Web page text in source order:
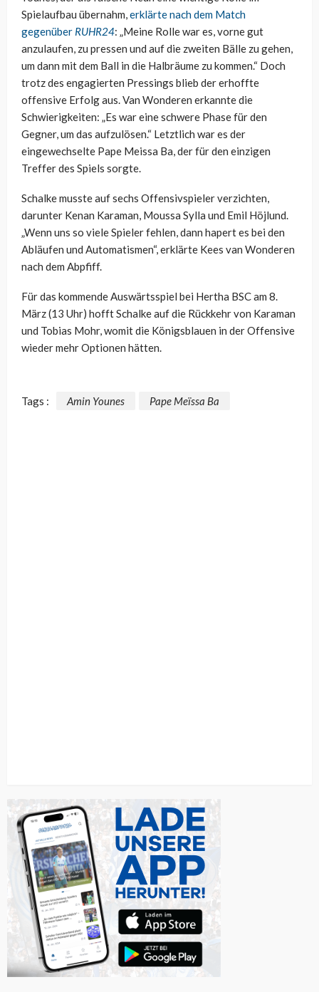
Spielaufbau übernahm,erklärte nach dem Match
gegenüber RUHR24: „Meine Rolle war es, vorne gut
anzulaufen, zu pressen und auf die zweiten Bälle zu gehen,
um dann mit dem Ball in die Halbräume zu kommen.“ Doch
trotz des engagierten Pressings blieb der erhoffte
offensive Erfolg aus. Van Wonderen erkannte die
Schwierigkeiten: „Es war eine schwere Phase für den
Gegner, um das aufzulösen.“ Letztlich war es der
eingewechselte Pape Meissa Ba, der für den einzigen
Treffer des Spiels sorgte.
Schalke musste auf sechs Offensivspieler verzichten,
darunter Kenan Karaman, Moussa Sylla und Emil Höjlund.
„Wenn uns so viele Spieler fehlen, dann hapert es bei den
Abläufen und Automatismen“, erklärte Kees van Wonderen
nach dem Abpfiff.
Für das kommende Auswärtsspiel bei Hertha BSC am 8.
März (13 Uhr) hofft Schalke auf die Rückkehr von Karaman
und Tobias Mohr, womit die Königsblauen in der Offensive
wieder mehr Optionen hätten.
Tags : Amin Younes Pape Meïssa Ba